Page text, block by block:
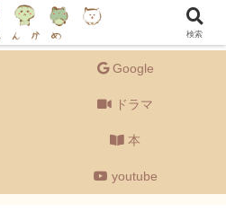
画・ゲーム・音楽・youtube・グルメなど
ゆる〜く語るブログです。
Google
ドラマ
本
youtube
検索